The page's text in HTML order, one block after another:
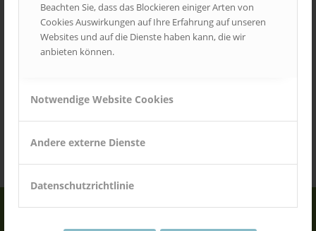
Beachten Sie, dass das Blockieren einiger Arten von
Cookies Auswirkungen auf Ihre Erfahrung auf unseren
Websites und auf die Dienste haben kann, die wir
anbieten können.
Notwendige Website Cookies
Andere externe Dienste
Datenschutzrichtlinie
Unser Service rund ums
Hochschulmarketing wie Formate,
Kapazitäten und Hochschulstandorte. Hier
um unsere Angebote an deutschen